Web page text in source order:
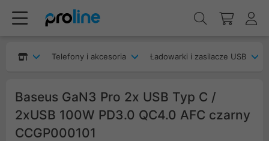
Telefony i akcesoria Ładowarki i zasilacze USB
Baseus GaN3 Pro 2x USB Typ C /
2xUSB 100W PD3.0 QC4.0 AFC czarny
CCGP000101